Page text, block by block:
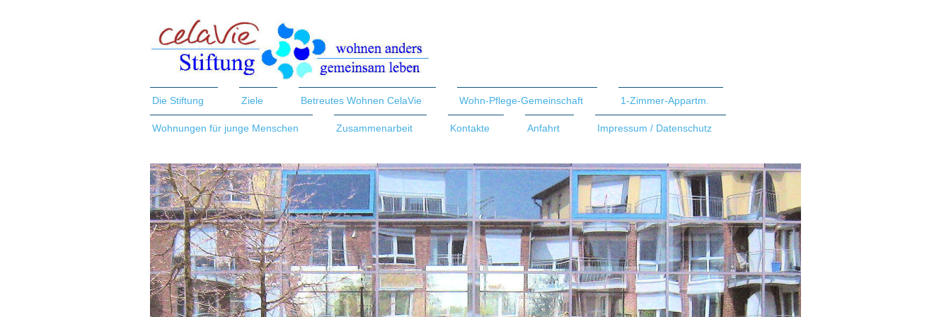
Die Stiftung Ziele Betreutes Wohnen CelaVie Wohn-Pflege-Gemeinschaft 1-Zimmer-Appartm.
Wohnungen für junge Menschen Zusammenarbeit Kontakte Anfahrt Impressum / Datenschutz